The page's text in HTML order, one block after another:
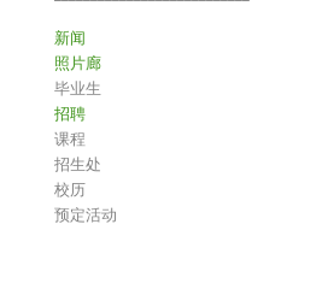
新闻
照片廊
毕业生
招聘
课程
招生处
校历
预定活动